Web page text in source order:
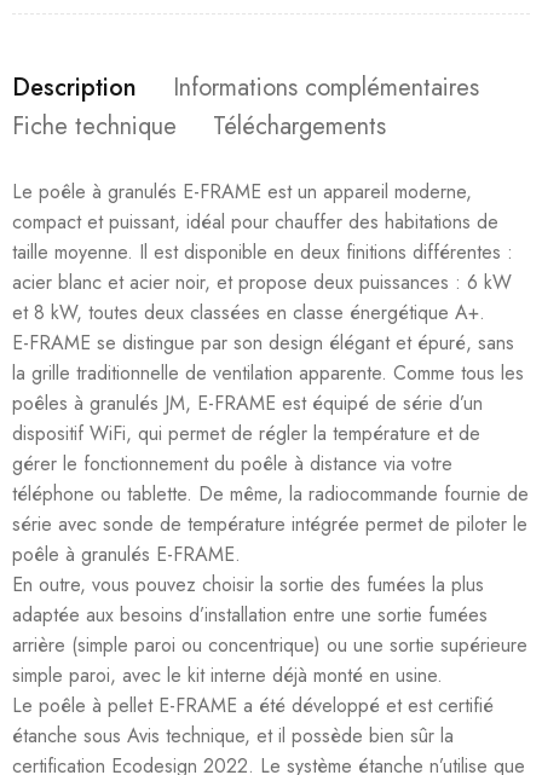
Description
Informations complémentaires
Fiche technique
Téléchargements
Le poêle à granulés E-FRAME est un appareil moderne,
compact et puissant, idéal pour chauffer des habitations de
taille moyenne. Il est disponible en deux finitions différentes :
acier blanc et acier noir, et propose deux puissances : 6 kW
et 8 kW, toutes deux classées en classe énergétique A+.
E-FRAME se distingue par son design élégant et épuré, sans
la grille traditionnelle de ventilation apparente. Comme tous les
poêles à granulés JM, E-FRAME est équipé de série d’un
dispositif WiFi, qui permet de régler la température et de
gérer le fonctionnement du poêle à distance via votre
téléphone ou tablette. De même, la radiocommande fournie de
série avec sonde de température intégrée permet de piloter le
poêle à granulés E-FRAME.
En outre, vous pouvez choisir la sortie des fumées la plus
adaptée aux besoins d’installation entre une sortie fumées
arrière (simple paroi ou concentrique) ou une sortie supérieure
simple paroi, avec le kit interne déjà monté en usine.
Le poêle à pellet E-FRAME a été développé et est certifié
étanche sous Avis technique, et il possède bien sûr la
certification Ecodesign 2022. Le système étanche n’utilise que